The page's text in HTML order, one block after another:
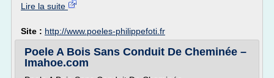
Lire la suite
Site : http://www.poeles-philippefoti.fr
Poele A Bois Sans Conduit De Cheminée –
Imahoe.com